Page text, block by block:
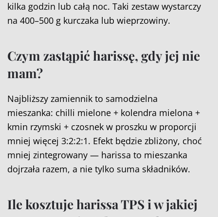
kilka godzin lub całą noc. Taki zestaw wystarczy
na 400–500 g kurczaka lub wieprzowiny.
Czym zastąpić harissę, gdy jej nie
mam?
Najbliższy zamiennik to samodzielna
mieszanka: chilli mielone + kolendra mielona +
kmin rzymski + czosnek w proszku w proporcji
mniej więcej 3:2:2:1. Efekt będzie zbliżony, choć
mniej zintegrowany — harissa to mieszanka
dojrzała razem, a nie tylko suma składników.
Ile kosztuje harissa TPS i w jakiej